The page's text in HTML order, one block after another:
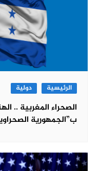
الرئيسية دولية
الصحراء المغربية ..
ب”الجمهورية